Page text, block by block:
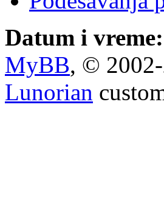
Datum i vreme:
MyBB, ©
Lunorian